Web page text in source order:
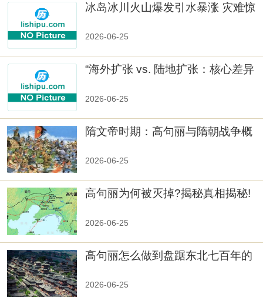
冰岛冰川火山爆发引水暴涨 灾难惊
2026-06-25
“海外扩张 vs. 陆地扩张：核心差异
2026-06-25
隋文帝时期：高句丽与隋朝战争概
2026-06-25
高句丽为何被灭掉?揭秘真相揭秘!
2026-06-25
高句丽怎么做到盘踞东北七百年的
2026-06-25